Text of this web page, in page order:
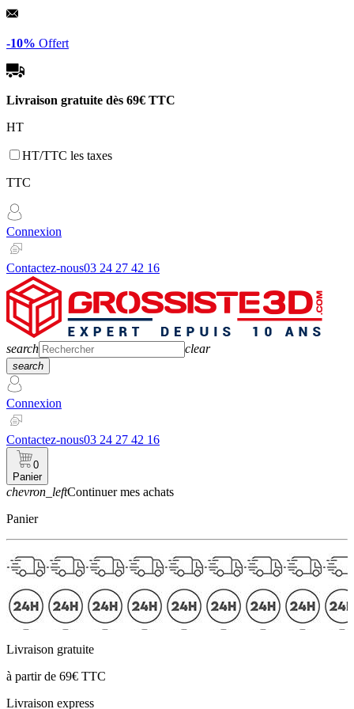
Panneau de gestion des cookies
-10% Offert
Livraison gratuite dès 69€ TTC
HT
HT/TTC les taxes
TTC
Connexion
Contactez-nous03 24 27 42 16
search clear
search
Connexion
Contactez-nous03 24 27 42 16
0
Panier
chevron_leftContinuer mes achats
Panier
Livraison gratuite
à partir de 69€ TTC
Livraison express